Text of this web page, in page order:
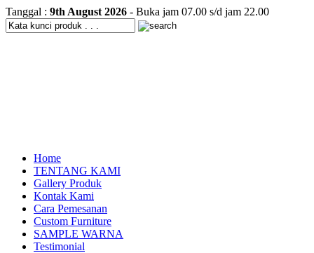
Tanggal : 9th August 2026 - Buka jam 07.00 s/d jam 22.00
Home
TENTANG KAMI
Gallery Produk
Kontak Kami
Cara Pemesanan
Custom Furniture
SAMPLE WARNA
Testimonial